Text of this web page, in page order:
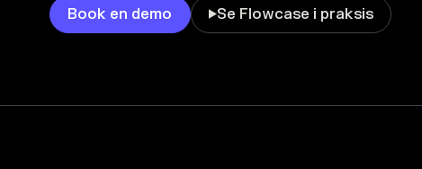
Book en demo Se Flowcase i praksis